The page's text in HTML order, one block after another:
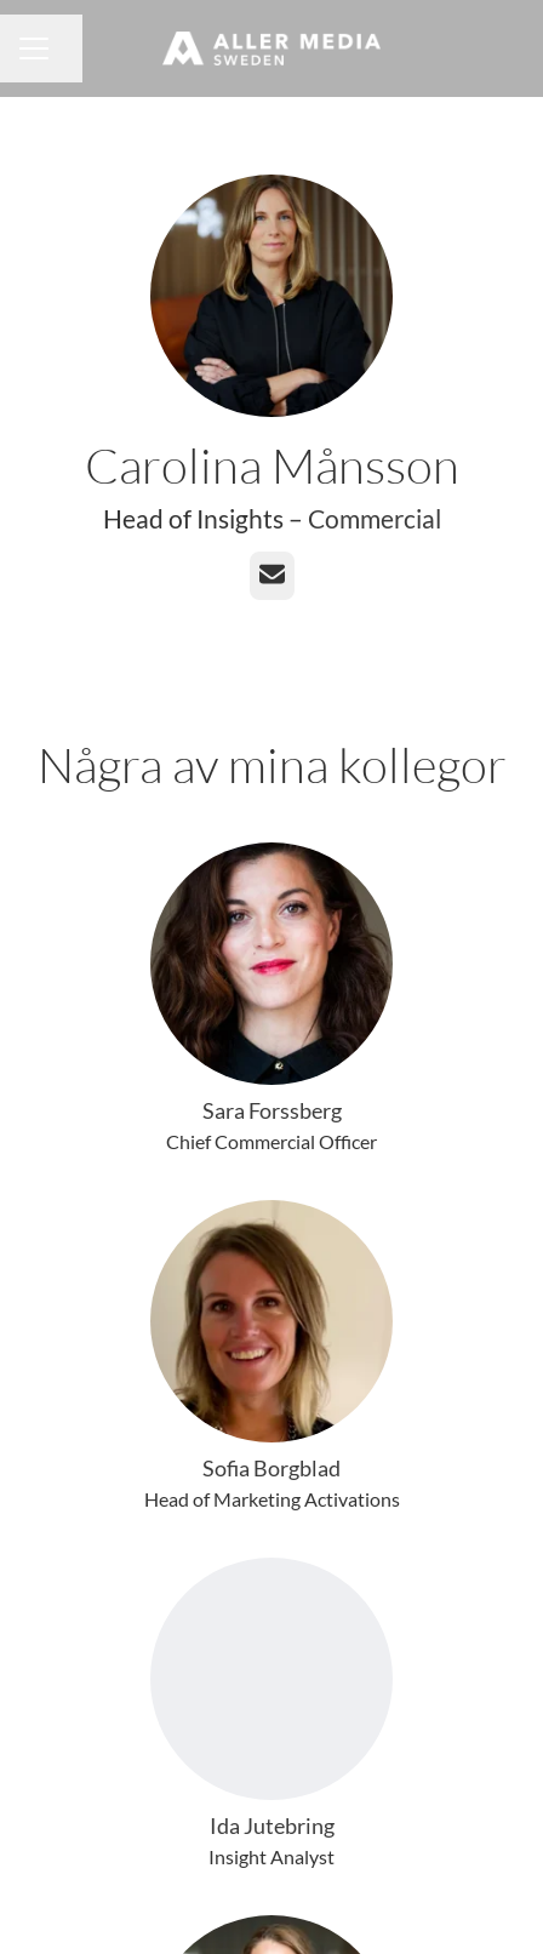
Carolina Månsson
Head of Insights – Commercial
E-post
Några av mina kollegor
Sara Forssberg
Chief Commercial Officer
Sofia Borgblad
Head of Marketing Activations
Ida Jutebring
Insight Analyst